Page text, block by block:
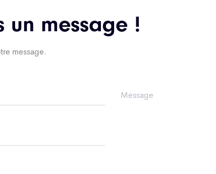
un message !
message.